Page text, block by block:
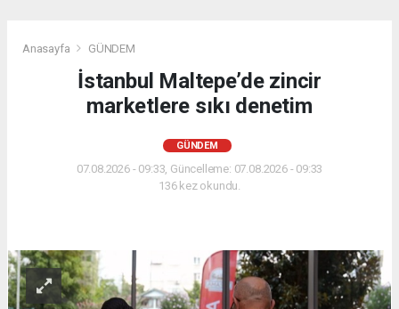
Anasayfa GÜNDEM
İstanbul Maltepe’de zincir
marketlere sıkı denetim
GÜNDEM
07.08.2026 - 09:33, Güncelleme: 07.08.2026 - 09:33
136 kez okundu.